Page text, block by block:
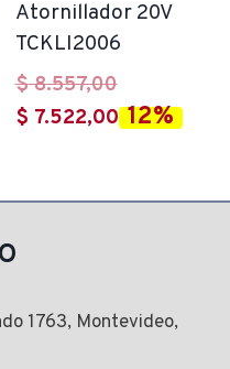
Atornillador 20V
TCKLI2006
$8.557,00El
precio
$ 7.522,00El12%
1763, Montevideo,